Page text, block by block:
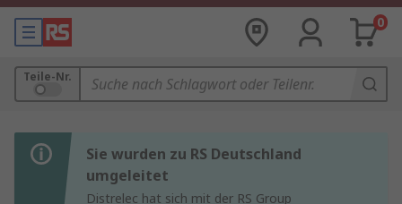
0
Teile-Nr.
Sie wurden zu RS Deutschland
umgeleitet
Distrelec hat sich mit der RS Group